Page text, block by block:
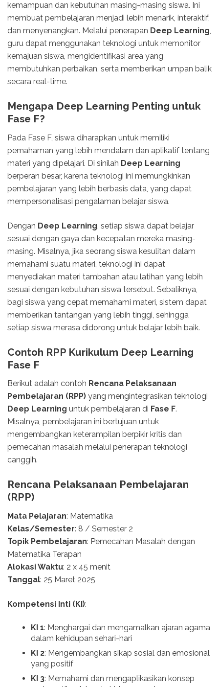
kemampuan dan kebutuhan masing-masing siswa. Ini
membuat pembelajaran menjadi lebih menarik, interaktif,
dan menyenangkan. Melalui penerapan Deep Learning,
guru dapat menggunakan teknologi untuk memonitor
kemajuan siswa, mengidentifikasi area yang
membutuhkan perbaikan, serta memberikan umpan balik
secara real-time.
Mengapa Deep Learning Penting untuk
Fase F?
Pada Fase F, siswa diharapkan untuk memiliki
pemahaman yang lebih mendalam dan aplikatif tentang
materi yang dipelajari. Di sinilah Deep Learning
berperan besar, karena teknologi ini memungkinkan
pembelajaran yang lebih berbasis data, yang dapat
mempersonalisasi pengalaman belajar siswa.
Dengan Deep Learning , setiap siswa dapat belajar
sesuai dengan gaya dan kecepatan mereka masing-
masing. Misalnya, jika seorang siswa kesulitan dalam
memahami suatu materi, teknologi ini dapat
menyediakan materi tambahan atau latihan yang lebih
sesuai dengan kebutuhan siswa tersebut. Sebaliknya,
bagi siswa yang cepat memahami materi, sistem dapat
memberikan tantangan yang lebih tinggi, sehingga
setiap siswa merasa didorong untuk belajar lebih baik.
Contoh RPP Kurikulum Deep Learning
Fase F
Berikut adalah contoh Rencana Pelaksanaan
Pembelajaran (RPP) yang mengintegrasikan teknologi
Deep Learning untuk pembelajaran di Fase F.
Misalnya, pembelajaran ini bertujuan untuk
mengembangkan keterampilan berpikir kritis dan
pemecahan masalah melalui penerapan teknologi
canggih.
Rencana Pelaksanaan Pembelajaran
(RPP)
Mata Pelajaran: Matematika
Kelas/Semester: 8 / Semester 2
Topik Pembelajaran: Pemecahan Masalah dengan
Matematika Terapan
Alokasi Waktu: 2 x 45 menit
Tanggal: 25 Maret 2025
Kompetensi Inti (KI):
KI 1: Menghargai dan mengamalkan ajaran agama
dalam kehidupan sehari-hari
KI 2: Mengembangkan sikap sosial dan emosional
yang positif
KI 3: Memahami dan mengaplikasikan konsep